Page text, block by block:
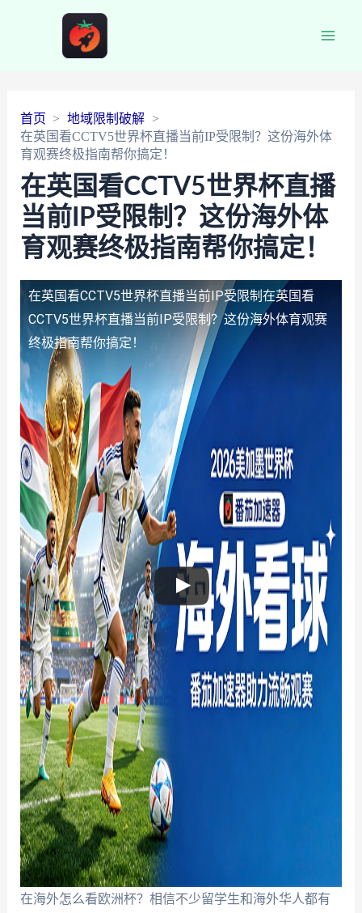
首页
地域限制破解
在英国看CCTV5世界杯直播当前IP受限制？这份海外体
育观赛终极指南帮你搞定！
在英国看CCTV5世界杯直播
当前IP受限制？这份海外体
育观赛终极指南帮你搞定！
在英国看CCTV5世界杯直播当前IP受限制 在英国看
CCTV5世界杯直播当前IP受限制？这份海外体育观赛
终极指南帮你搞定！
在海外怎么看欧洲杯？相信不少留学生和海外华人都有